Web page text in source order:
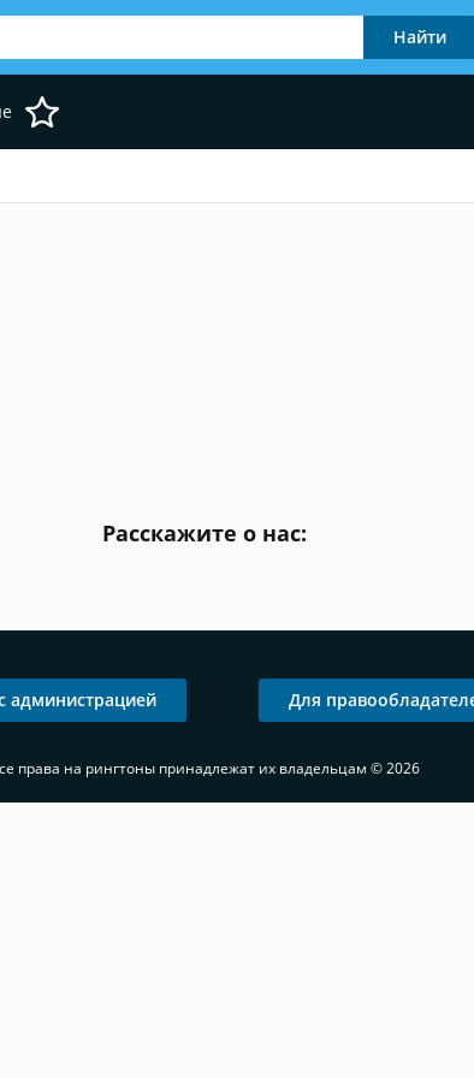
Расскажите о нас:
администрацией Для
права на рингтоны принадлежат их владельцам © 2026